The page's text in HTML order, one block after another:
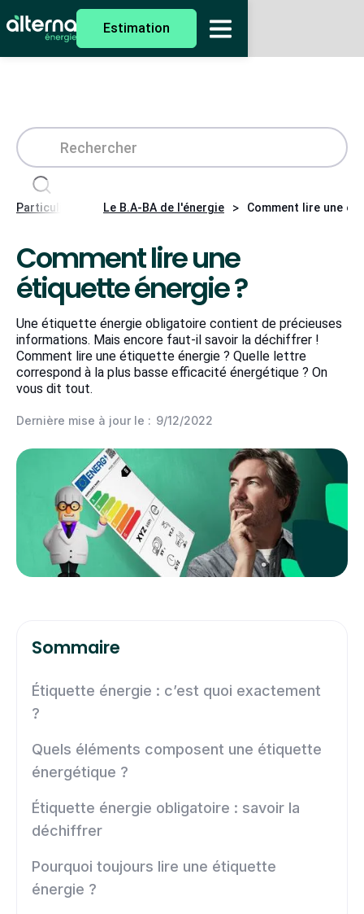
Estimation
Particuliers Le B.A-BA de l'énergie > Comment lire une
Comment lire une
étiquette énergie ?
Une étiquette énergie obligatoire contient de précieuses
informations. Mais encore faut-il savoir la déchiffrer !
Comment lire une étiquette énergie ? Quelle lettre
correspond à la plus basse efficacité énergétique ? On
vous dit tout.
Dernière mise à jour le : 9/12/2022
Sommaire
Étiquette énergie : c’est quoi exactement
?
Quels éléments composent une étiquette
énergétique ?
Étiquette énergie obligatoire : savoir la
déchiffrer
Pourquoi toujours lire une étiquette
énergie ?